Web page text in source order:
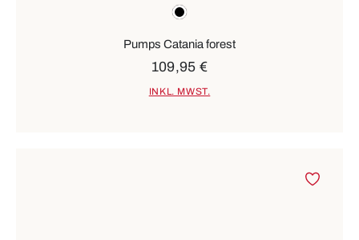
schwarz
Pumps Catania forest
109,95 €
INKL. MWST.